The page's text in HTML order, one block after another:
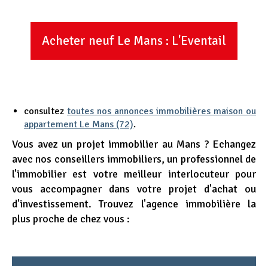
Acheter neuf Le Mans : L'Eventail
consultez toutes nos annonces immobilières maison ou
appartement Le Mans (72).
Vous avez un projet immobilier au Mans ? Echangez
avec nos conseillers immobiliers, un professionnel de
l'immobilier est votre meilleur interlocuteur pour
vous accompagner dans votre projet d'achat ou
d'investissement. Trouvez l'agence immobilière la
plus proche de chez vous :